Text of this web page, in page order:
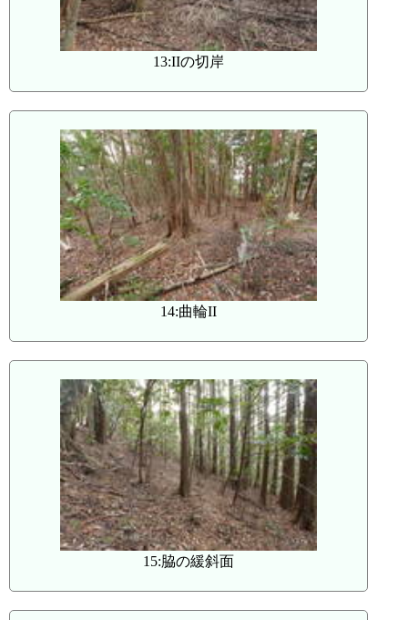
13:IIの切岸
14:曲輪II
15:脇の緩斜面